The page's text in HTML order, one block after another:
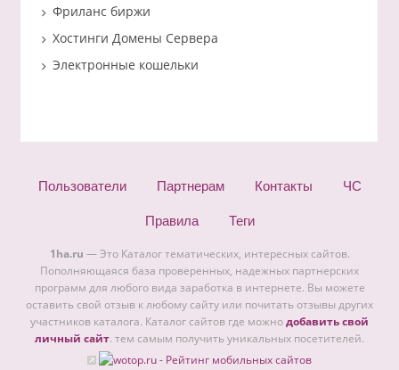
Фриланс биржи
Хостинги Домены Сервера
Электронные кошельки
Пользователи Партнерам Контакты ЧС
Правила Теги
1ha.ru — Это Каталог тематических, интересных сайтов.
Пополняющаяся база проверенных, надежных партнерских
программ для любого вида заработка в интернете. Вы можете
оставить свой отзыв к любому сайту или почитать отзывы других
участников каталога. Каталог сайтов где можнодобавить свой
личный сайт. тем самым получить уникальных посетителей.